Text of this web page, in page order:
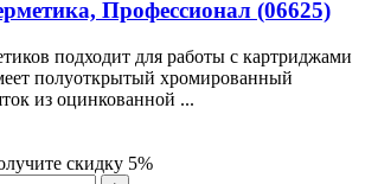
Профессионал (06625)
подходит для работы с картриджами
полуоткрытый хромированный
из оцинкованной ...
скидку 5%